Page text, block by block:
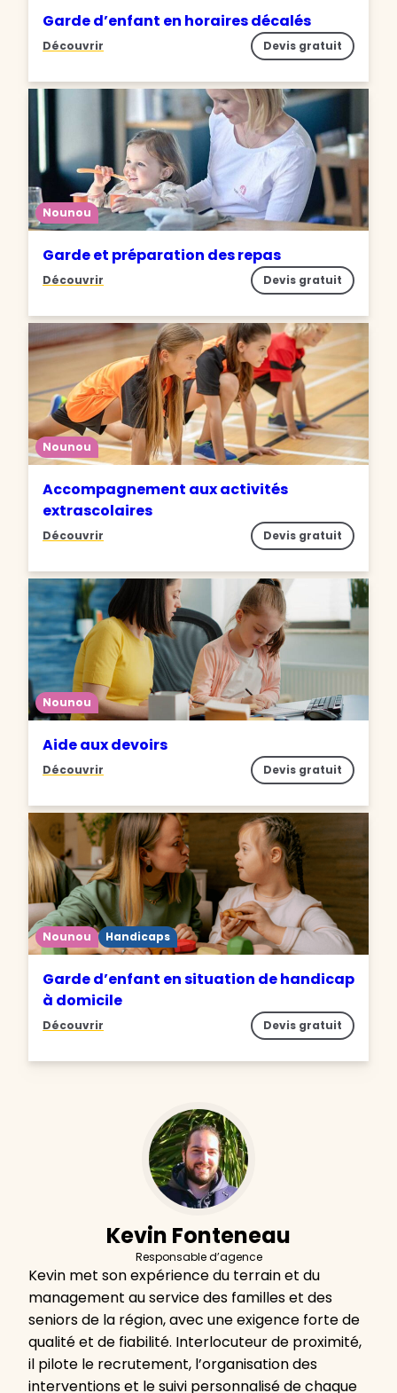
Garde d’enfant en horaires décalés
Découvrir Devis gratuit
Nounou
Garde et préparation des repas
Découvrir Devis gratuit
Nounou
Accompagnement aux activités
extrascolaires
Découvrir Devis gratuit
Nounou
Aide aux devoirs
Découvrir Devis gratuit
Nounou Handicaps
Garde d’enfant en situation de handicap
à domicile
Découvrir Devis gratuit
Kevin Fonteneau
Responsable d’agence
Kevin met son expérience du terrain et du
management au service des familles et des
seniors de la région, avec une exigence forte de
qualité et de fiabilité. Interlocuteur de proximité,
il pilote le recrutement, l’organisation des
interventions et le suivi personnalisé de chaque